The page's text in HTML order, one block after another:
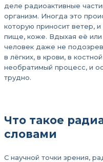
деле радиоактивные
организм. Иногда это
которую приносит ветер,
пище, коже. Вдыхая её
человек даже не
в лёгких, в крови, в
необратимый процесс, и
трудно.
Что такое
словами
С научной точки зрения,